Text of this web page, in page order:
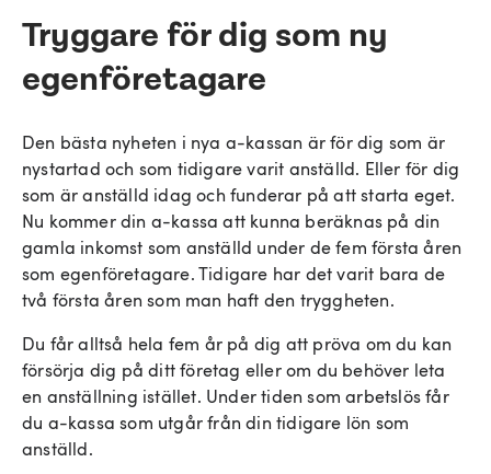
Tryggare för dig som ny
egenföretagare
Den bästa nyheten i nya a-kassan är för dig som är
nystartad och som tidigare varit anställd. Eller för dig
som är anställd idag och funderar på att starta eget.
Nu kommer din a-kassa att kunna beräknas på din
gamla inkomst som anställd under de fem första åren
som egenföretagare. Tidigare har det varit bara de
två första åren som man haft den tryggheten.
Du får alltså hela fem år på dig att pröva om du kan
försörja dig på ditt företag eller om du behöver leta
en anställning istället. Under tiden som arbetslös får
du a-kassa som utgår från din tidigare lön som
anställd.